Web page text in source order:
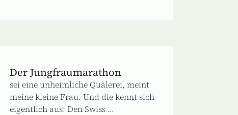
Der Jungfraumarathon
sei eine unheimliche Quälerei, meint
meine kleine Frau. Und die kennt sich
eigentlich aus: Den Swiss ...